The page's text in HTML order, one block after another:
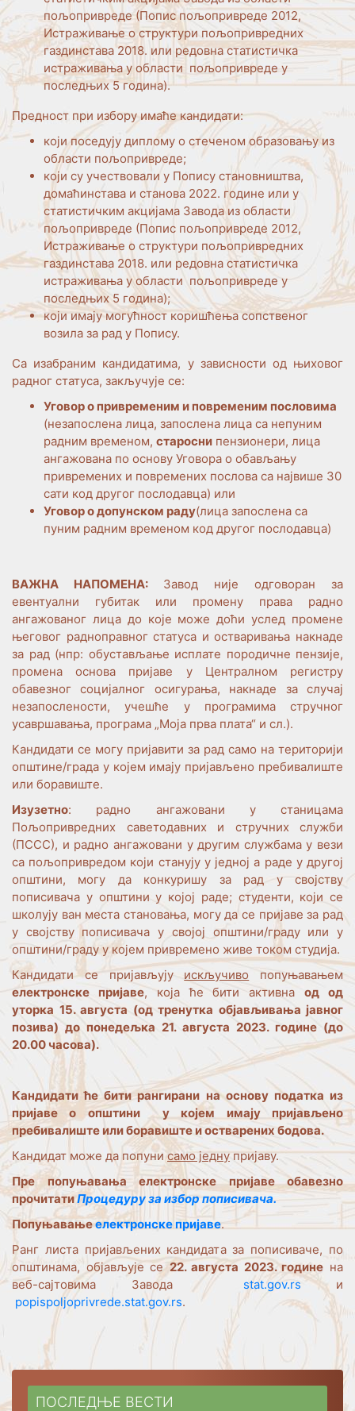
пољопривреде (Попис пољопривреде 2012,
Истраживање о структури пољопривредних
газдинстава 2018. или редовна статистичка
истраживања у области пољопривреде у
последњих 5 година).
Предност при избору имаће кандидати:
који поседују диплому о стеченом образовању из
области пољопривреде;
који су учествовали у Попису становништва,
домаћинстава и станова 2022. године или у
статистичким акцијама Завода из области
пољопривреде (Попис пољопривреде 2012,
Истраживање о структури пољопривредних
газдинстава 2018. или редовна статистичка
истраживања у области пољопривреде у
последњих 5 година);
који имају могућност коришћења сопственог
возила за рад у Попису.
Са изабраним кандидатима, у зависности од њиховог
радног статуса, закључује се:
Уговор о привременим и повременим пословима
(незапослена лица, запослена лица са непуним
радним временом, старосни пензионери, лица
ангажована по основу Уговора о обављању
привремених и повремених послова са највише 30
сати код другог послодавца) или
Уговор о допунском раду(лица запослена са
пуним радним временом код другог послодавца)
ВАЖНА НАПОМЕНА: Завод није одговоран за
евентуални губитак или промену права радно
ангажованог лица до које може доћи услед промене
његовог радноправног статуса и остваривања накнаде
за рад (нпр: обустављање исплате породичне пензије,
промена основа пријаве у Централном регистру
обавезног социјалног осигурања, накнаде за случај
незапослености, учешће у програмима стручног
усавршавања, програма „Моја прва плата“ и сл.).
Кандидати се могу пријавити за рад само на територији
општине/града у којем имају пријављено пребивалиште
или боравиште.
Изузетно: радно ангажовани у станицама
Пољопривредних саветодавних и стручних служби
(ПССС), и радно ангажовани у другим службама у вези
са пољопривредом који станују у једној а раде у другој
општини, могу да конкуришу за рад у својству
пописивача у општини у којој раде; студенти, који се
школују ван места становања, могу да се пријаве за рад
у својству пописивача у својој општини/граду или у
општини/граду у којем привремено живе током студија.
Кандидати се пријављују искључиво попуњавањем
електронске пријаве, која ће бити активнаод од
уторка 15. августа (од тренутка објављивања јавног
позива) до понедељка 21. августа 2023. године (до
20.00 часова).
Кандидати ће бити рангирани на основу податка из
пријаве о општини у којем имају пријављено
пребивалиште или боравиште и остварених бодова.
Кандидат може да попуни само једнупријаву.
Пре попуњавања електронске пријаве обавезно
прочитатиПроцедуру за избор пописивача.
Попуњавањеелектронске пријаве.
Ранг листа пријављених кандидата за пописиваче, по
општинама, објављује се22. августа 2023. године на
веб-сајтовима Завода stat.gov.rs и
popispoljoprivrede.stat.gov.rs.
ПОСЛЕДЊЕ ВЕСТИ